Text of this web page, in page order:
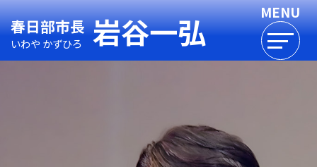
春日部市長
いわや かずひろ 岩谷一弘